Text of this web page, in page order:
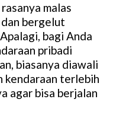
malas
bergelut
bagi Anda
pribadi
biasanya diawali
kendaraan terlebih
agar bisa berjalan